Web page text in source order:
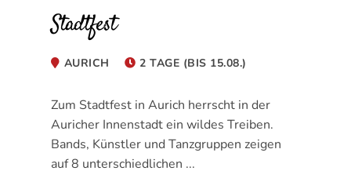
Stadtfest
AURICH 2 TAGE (BIS 15.08.)
Zum Stadtfest in Aurich herrscht in der
Auricher Innenstadt ein wildes Treiben.
Bands, Künstler und Tanzgruppen zeigen
auf 8 unterschiedlichen ...